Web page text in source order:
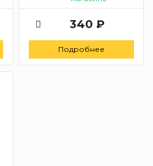
340 ₽
Подробнее